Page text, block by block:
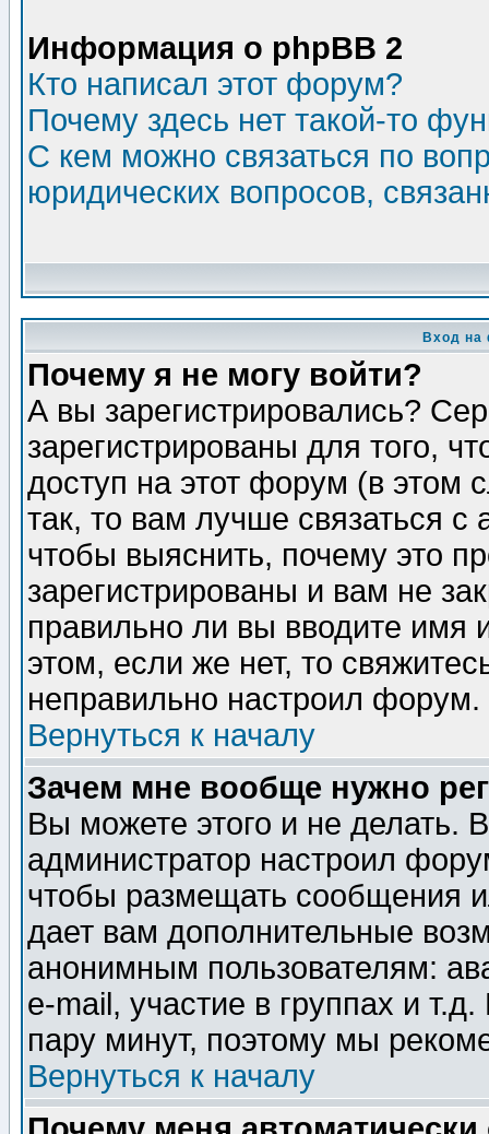
Информация о phpBB 2
Кто написал этот форум?
Почему здесь нет такой-то
С кем можно связаться по
юридических вопросов,
Вход на
Почему я не могу войти?
А вы зарегистрировались?
зарегистрированы для того,
доступ на этот форум (в этом
так, то вам лучше связаться
чтобы выяснить, почему это
зарегистрированы и вам не
правильно ли вы вводите
этом, если же нет, то
неправильно настроил форум.
Вернуться к началу
Зачем мне вообще нужно
Вы можете этого и не делать.
администратор настроил
чтобы размещать сообщения
дает вам дополнительные
анонимным пользователям:
e-mail, участие в группах и
пару минут, поэтому мы
Вернуться к началу